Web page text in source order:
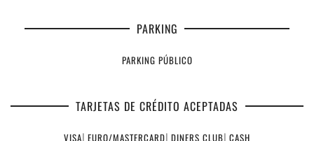
PARKING
PARKING PÚBLICO
TARJETAS DE CRÉDITO ACEPTADAS
VISA| EURO/MASTERCARD| DINERS CLUB| CASH